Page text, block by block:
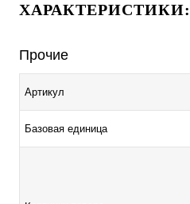
ХАРАКТЕРИСТИКИ:
Прочие
Артикул
Базовая единица